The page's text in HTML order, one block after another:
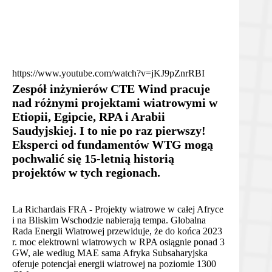
https://www.youtube.com/watch?v=jKJ9pZnrRBI
Zespół inżynierów CTE Wind pracuje
nad różnymi projektami wiatrowymi w
Etiopii, Egipcie, RPA i Arabii
Saudyjskiej. I to nie po raz pierwszy!
Eksperci od fundamentów WTG mogą
pochwalić się 15-letnią historią
projektów w tych regionach.
La Richardais FRA - Projekty wiatrowe w całej Afryce
i na Bliskim Wschodzie nabierają tempa. Globalna
Rada Energii Wiatrowej przewiduje, że do końca 2023
r. moc elektrowni wiatrowych w RPA osiągnie ponad 3
GW, ale według MAE sama Afryka Subsaharyjska
oferuje potencjał energii wiatrowej na poziomie 1300